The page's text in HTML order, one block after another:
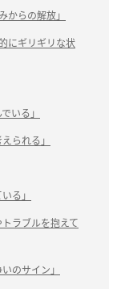
からの解放」
にギリギリな状
いる」
られる」
る」
ラブルを抱えて
のサイン」